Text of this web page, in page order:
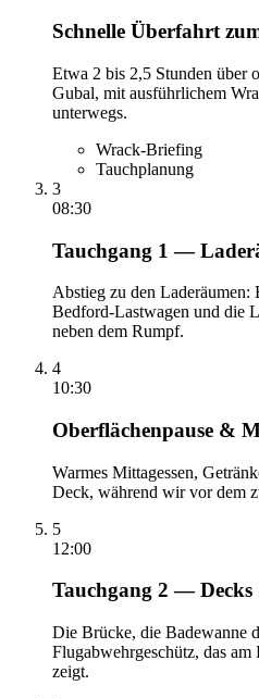
Schnelle Überfahrt
Etwa 2 bis 2,5 Stunden über
Gubal, mit ausführlichem
unterwegs.
Wrack-Briefing
Tauchplanung
3
08:30
Tauchgang 1 —
Abstieg zu den
Bedford-Lastwagen und die
neben dem Rumpf.
4
10:30
Oberflächenpause &
Warmes Mittagessen,
Deck, während wir vor dem
5
12:00
Tauchgang 2 —
Die Brücke, die Badewanne
Flugabwehrgeschütz, das
zeigt.